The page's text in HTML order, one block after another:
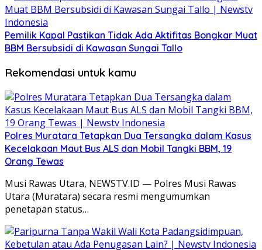
Pemilik Kapal Pastikan Tidak Ada Aktifitas Bongkar Muat
BBM Bersubsidi di Kawasan Sungai Tallo
Rekomendasi untuk kamu
Polres Muratara Tetapkan Dua Tersangka dalam Kasus
Kecelakaan Maut Bus ALS dan Mobil Tangki BBM, 19
Orang Tewas
Musi Rawas Utara, NEWSTV.ID — Polres Musi Rawas
Utara (Muratara) secara resmi mengumumkan
penetapan status…